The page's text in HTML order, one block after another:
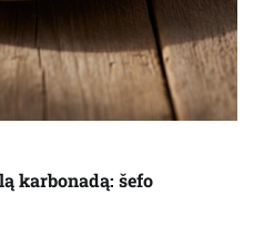
karbonadą: šefo